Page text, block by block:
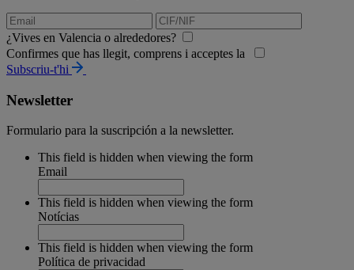
¿Vives en Valencia o alrededores?
Confirmes que has llegit, comprens i acceptes la
Subscriu-t'hi
Newsletter
Formulario para la suscripción a la newsletter.
This field is hidden when viewing the form
Email
This field is hidden when viewing the form
Notícias
This field is hidden when viewing the form
Política de privacidad